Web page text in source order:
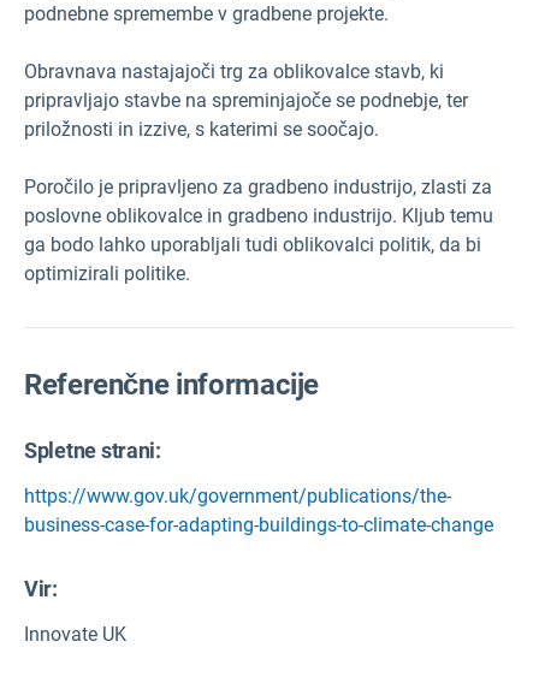
podnebne spremembe v gradbene projekte.
Obravnava nastajajoči trg za oblikovalce stavb, ki
pripravljajo stavbe na spreminjajoče se podnebje, ter
priložnosti in izzive, s katerimi se soočajo.
Poročilo je pripravljeno za gradbeno industrijo, zlasti za
poslovne oblikovalce in gradbeno industrijo. Kljub temu
ga bodo lahko uporabljali tudi oblikovalci politik, da bi
optimizirali politike.
Referenčne informacije
Spletne strani:
https://www.gov.uk/government/publications/the-
business-case-for-adapting-buildings-to-climate-change
Vir:
Innovate UK